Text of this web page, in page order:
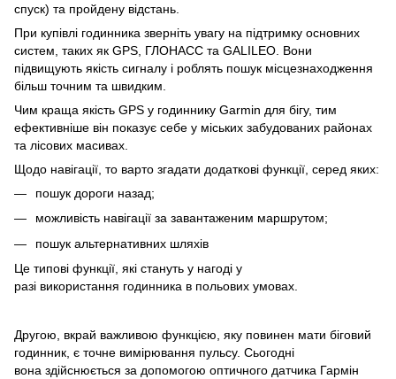
спуск) та пройдену відстань.
При купівлі годинника зверніть увагу на підтримку основних
систем, таких як GPS, ГЛОНАСС та GALILEO. Вони
підвищують якість сигналу і роблять пошук місцезнаходження
більш точним та швидким.
Чим краща якість GPS у годиннику Garmin для бігу, тим
ефективніше він показує себе у міських забудованих районах
та лісових масивах.
Щодо навігації, то варто згадати додаткові функції, серед яких:
пошук дороги назад;
можливість навігації за завантаженим маршрутом;
пошук альтернативних шляхів
Це типові функції, які стануть у нагоді у
разі використання годинника в польових умовах.
Другою, вкрай важливою функцією, яку повинен мати біговий
годинник, є точне вимірювання пульсу. Сьогодні
вона здійснюється за допомогою оптичного датчика Гармін